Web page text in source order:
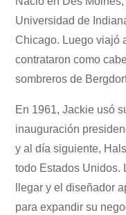
Universidad de
Chicago. Luego viajó
contrataron como
sombreros de
En 1961, Jackie usó
inauguración
y al día siguiente,
todo Estados Unidos.
llegar y el diseñador
para expandir su